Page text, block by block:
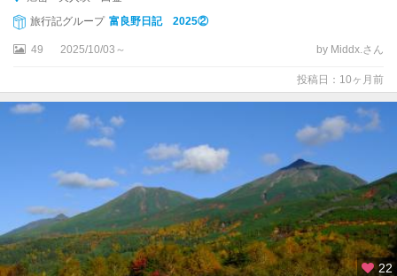
富
良
野
美
瑛
富
良
野
旅行記グループ 富良野日記 2025②
49 2025/10/03～ by Middx.さん
投稿日：10ヶ月前
22